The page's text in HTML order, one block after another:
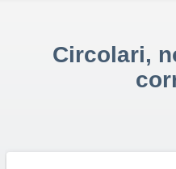
Circolari,